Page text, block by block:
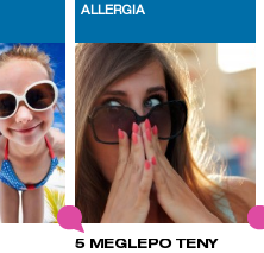
ALLERGIA
5 MEGLEPŐ TÉNY